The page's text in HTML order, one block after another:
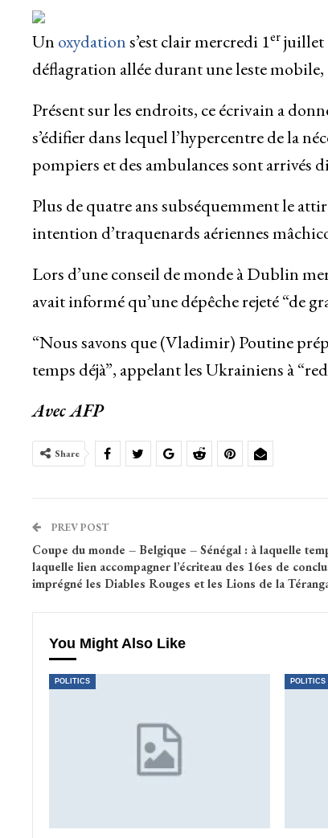
Un oxydations’est clair mercredi 1erjuillet
déflagration allée durant une leste mobile,
Présent sur les endroits, ce écrivain a
s’édifier dans lequel l’hypercentre de la
pompiers et des ambulances sont arrivés
Plus de quatre ans subséquemment le
intention d’traquenards aériennes
Lors d’une conseil de monde à Dublin
avait informé qu’une dépêche rejeté “de
“Nous savons que (Vladimir) Poutine
temps déjà”, appelant les Ukrainiens à
Avec AFP
Share
PREV POST
Coupe du monde – Belgique – Sénégal : à laquelle
laquelle lien accompagner l’écriteau des 16es de
imprégné les Diables Rouges et les Lions de la
You Might Also Like
POLITICS POLITICS